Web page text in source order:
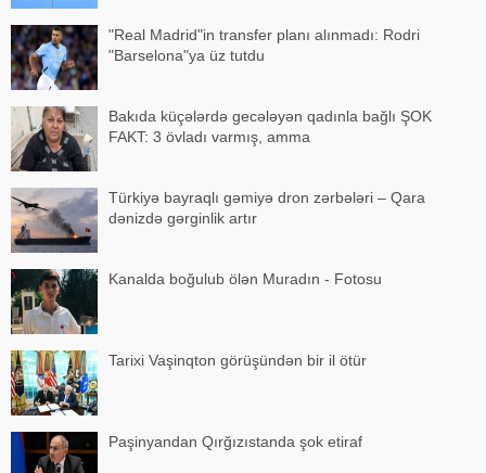
"Real Madrid"in transfer planı alınmadı: Rodri
"Barselona"ya üz tutdu
Bakıda küçələrdə gecələyən qadınla bağlı ŞOK
FAKT: 3 övladı varmış, amma
Türkiyə bayraqlı gəmiyə dron zərbələri – Qara
dənizdə gərginlik artır
Kanalda boğulub ölən Muradın - Fotosu
Tarixi Vaşinqton görüşündən bir il ötür
Paşinyandan Qırğızıstanda şok etiraf